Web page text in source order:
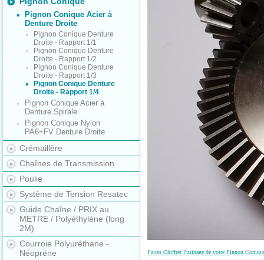
Pignon Conique Acier à
Denture Droite
Pignon Conique Denture
Droite - Rapport 1/1
Pignon Conique Denture
Droite - Rapport 1/2
Pignon Conique Denture
Droite - Rapport 1/3
Pignon Conique Denture
Droite - Rapport 1/4
Pignon Conique Acier à
Denture Spirale
Pignon Conique Nylon
PA6+FV Denture Droite
Crémaillère
Chaînes de Transmission
Poulie
Système de Tension Resatec
Guide Chaîne / PRIX au
METRE / Polyéthylène (long
2M)
Courroie Polyuréthane -
Néopréne
Faites Chiffrer l'usinage de votre Pignon